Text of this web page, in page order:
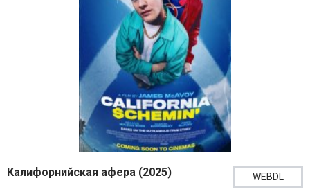
Калифорнийская афера (2025) WEBDL